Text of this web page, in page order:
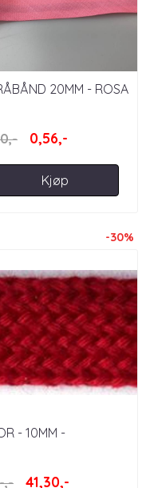
20MM - ROSA
0,56,-
Kjøp
-30%
- 10MM -
,-
41,30,-